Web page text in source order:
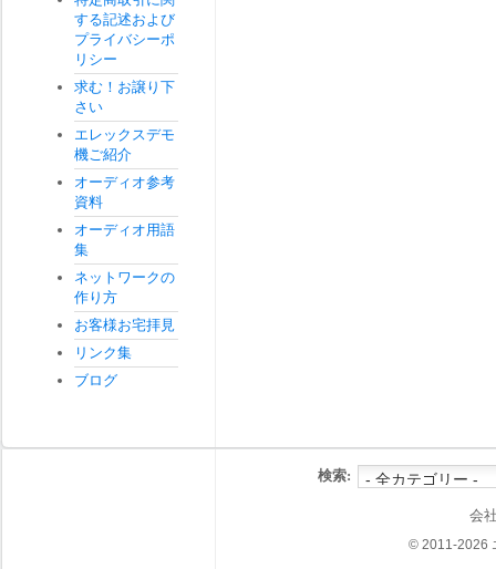
する記述および
プライバシーポ
リシー
求む！お譲り下
さい
エレックスデモ
機ご紹介
オーディオ参考
資料
オーディオ用語
集
ネットワークの
作り方
お客様お宅拝見
リンク集
ブログ
検索:
会
© 2011-2026